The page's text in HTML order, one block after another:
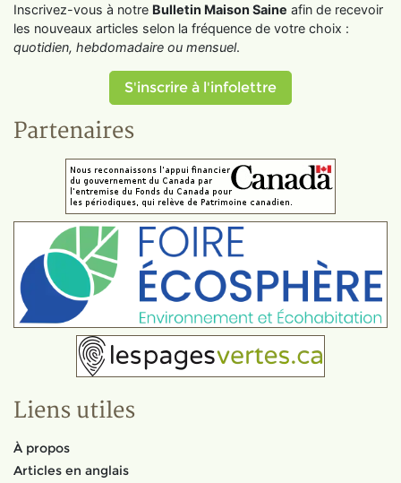
Inscrivez-vous à notre Bulletin Maison Saine afin de recevoir
les nouveaux articles selon la fréquence de votre choix :
quotidien, hebdomadaire ou mensuel.
S'inscrire à l'infolettre
Partenaires
Liens utiles
À propos
Articles en anglais